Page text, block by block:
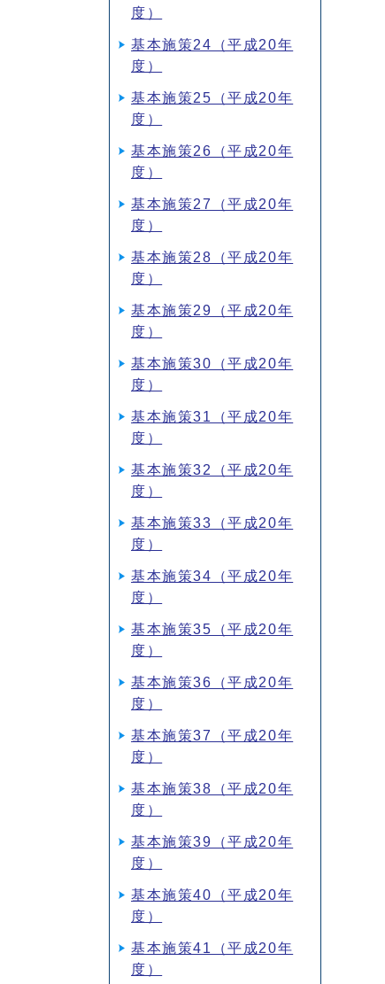
度）
基本施策24（平成20年
度）
基本施策25（平成20年
度）
基本施策26（平成20年
度）
基本施策27（平成20年
度）
基本施策28（平成20年
度）
基本施策29（平成20年
度）
基本施策30（平成20年
度）
基本施策31（平成20年
度）
基本施策32（平成20年
度）
基本施策33（平成20年
度）
基本施策34（平成20年
度）
基本施策35（平成20年
度）
基本施策36（平成20年
度）
基本施策37（平成20年
度）
基本施策38（平成20年
度）
基本施策39（平成20年
度）
基本施策40（平成20年
度）
基本施策41（平成20年
度）